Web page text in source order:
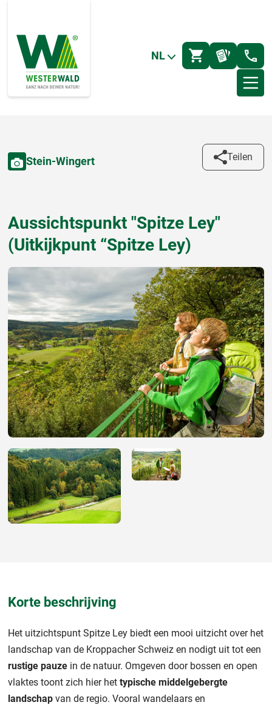
NL
Stein-Wingert Teilen
Aussichtspunkt "Spitze Ley"
(Uitkijkpunt “Spitze Ley)
Korte beschrijving
Het uitzichtspunt Spitze Ley biedt een mooi uitzicht over het
landschap van de Kroppacher Schweiz en nodigt uit tot een
rustige pauze in de natuur. Omgeven door bossen en open
vlaktes toont zich hier het typische middelgebergte
landschap van de regio. Vooral wandelaars en